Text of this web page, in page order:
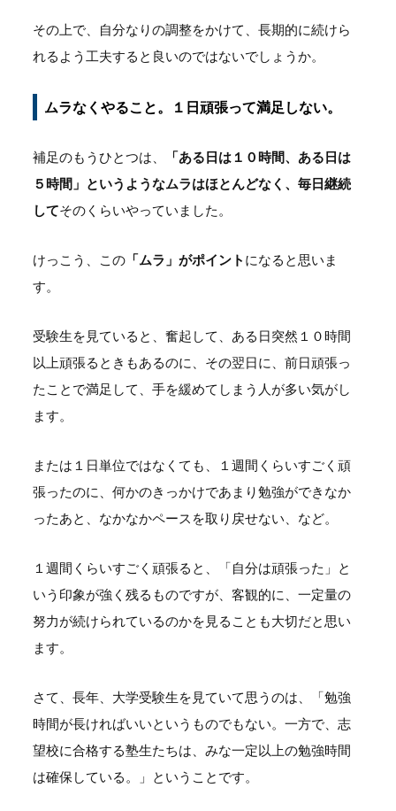
その上で、自分なりの調整をかけて、長期的に続けら
れるよう工夫すると良いのではないでしょうか。
ムラなくやること。１日頑張って満足しない。
補足のもうひとつは、
「ある日は１０時間、ある日は
５時間」というようなムラはほとんどなく、毎日継続
してそのくらいやっていました。
けっこう、この「ムラ」がポイント になると思いま
す。
受験生を見ていると、奮起して、ある日突然１０時間
以上頑張るときもあるのに、その翌日に、前日頑張っ
たことで満足して、手を緩めてしまう人が多い気がし
ます。
または１日単位ではなくても、１週間くらいすごく頑
張ったのに、何かのきっかけであまり勉強ができなか
ったあと、なかなかペースを取り戻せない、など。
１週間くらいすごく頑張ると、「自分は頑張った」と
いう印象が強く残るものですが、客観的に、一定量の
努力が続けられているのかを見ることも大切だと思い
ます。
さて、長年、大学受験生を見ていて思うのは、「勉強
時間が長ければいいというものでもない。一方で、志
望校に合格する塾生たちは、みな一定以上の勉強時間
は確保している。」ということです。